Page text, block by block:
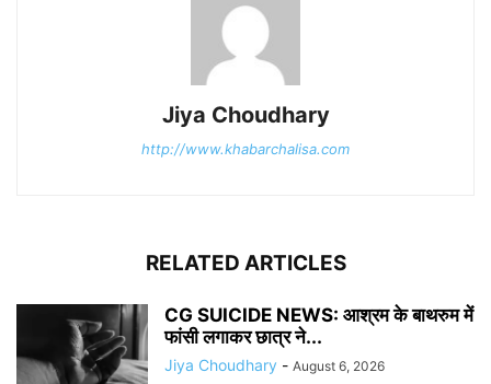
Jiya Choudhary
http://www.khabarchalisa.com
RELATED ARTICLES
CG SUICIDE NEWS: आश्रम के बाथरुम में
फांसी लगाकर छात्र ने...
Jiya Choudhary - August 6, 2026